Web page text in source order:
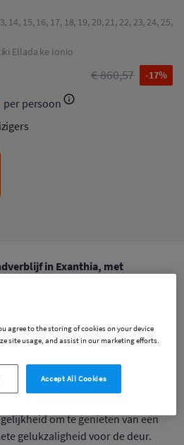
14, 15, 16, 17, 18, 19, 20, 21, 22, 23, 24, 25,
Ellada ke Ionio
€ 860,57 -17%
per persoon
in Exanthia, met
van de oceaan aan de horizon, is
te genieten van een complete
om te genieten van een
gelukzaligheid voor de deur.
agree to the storing of cookies on your device
site usage, and assist in our marketing efforts.
Accept All Cookies